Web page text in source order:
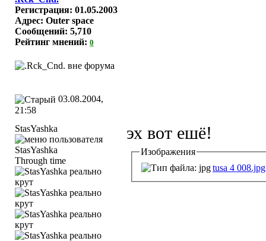
Регистрация: 01.05.2003
Адрес: Outer space
Сообщений: 5,710
Рейтинг мнений: 0
03.08.2004,
21:58
StasYashka
Through time
эх вот ешё!
Изображения
tusa 4 008.jpg